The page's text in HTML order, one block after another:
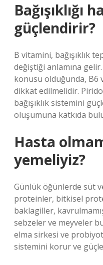
Bağışıklığı
güçlendirir?
B vitamini, bağışıklık
değiştiği anlamına gelir.
konusu olduğunda, B6
dikkat edilmelidir.
bağışıklık sistemini
oluşumuna katkıda
Hasta
yemeliyiz?
Günlük öğünlerde süt
proteinler, bitkisel
baklagiller,
sebzeler ve meyveler
elma sirkesi ve
sistemini korur ve